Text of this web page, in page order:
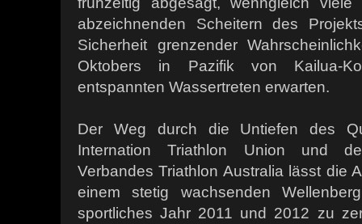
abzeichnenden Scheitern des
Sicherheit grenzender
Oktobers in Pazifik von Kailua-
entspannten Wassertreten erwarten.
Der Weg durch die Untiefen des
Internation Triathlon Union und
Verbandes Triathlon Australia lässt die
einem stetig wachsenden
sportliches Jahr 2011 und 2012 zu